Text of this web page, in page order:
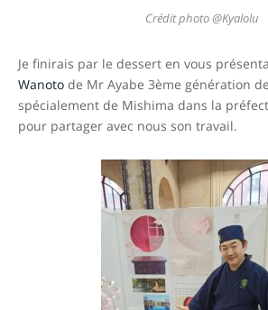
Crédit photo @Kyalolu
Je finirais par le dessert en vous
Wanoto de Mr Ayabe 3ème génération
spécialement de Mishima dans la
pour partager avec nous son travail.